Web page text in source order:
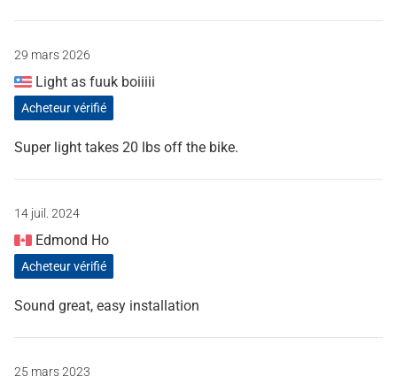
29 mars 2026
Light as fuuk boiiiii
Acheteur vérifié
Super light takes 20 lbs off the bike.
14 juil. 2024
Edmond Ho
Acheteur vérifié
Sound great, easy installation
25 mars 2023